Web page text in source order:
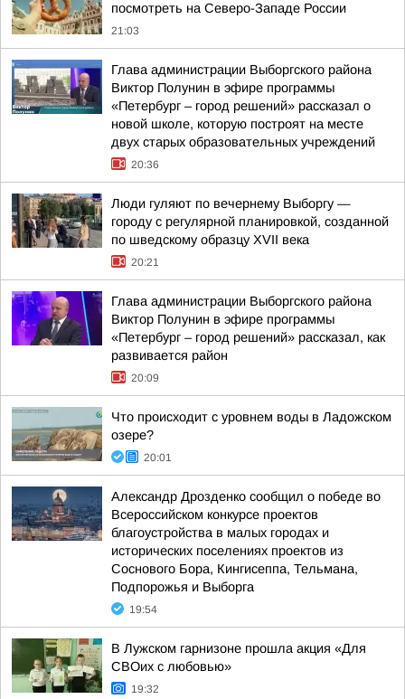
посмотреть на Северо-Западе России
21:03
Глава администрации Выборгского района
Виктор Полунин в эфире программы
«Петербург – город решений» рассказал о
новой школе, которую построят на месте
двух старых образовательных учреждений
20:36
Люди гуляют по вечернему Выборгу —
городу с регулярной планировкой, созданной
по шведскому образцу XVII века
20:21
Глава администрации Выборгского района
Виктор Полунин в эфире программы
«Петербург – город решений» рассказал, как
развивается район
20:09
Что происходит с уровнем воды в Ладожском
озере?
20:01
Александр Дрозденко сообщил о победе во
Всероссийском конкурсе проектов
благоустройства в малых городах и
исторических поселениях проектов из
Соснового Бора, Кингисеппа, Тельмана,
Подпорожья и Выборга
19:54
В Лужском гарнизоне прошла акция «Для
СВОих с любовью»
19:32